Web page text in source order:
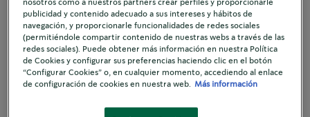
con la conexión
Sucede millones de veces a la
nosotros como a nuestros partners crear perfiles y proporcionarle
publicidad y contenido adecuado a sus intereses y hábitos de
navegación, y proporcionarle funcionalidades de redes sociales
(permitiéndole compartir contenido de nuestras webs a través de las
redes sociales). Puede obtener más información en nuestra Política
de Cookies y configurar sus preferencias haciendo clic en el botón
“Configurar Cookies” o, en cualquier momento, accediendo al enlace
de configuración de cookies en nuestra web.
Más información